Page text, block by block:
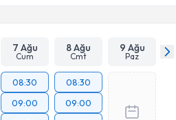
7 Ağu
Cum
8 Ağu
Cmt
9 Ağu
Paz
08:30
09:00
08:30
09:00